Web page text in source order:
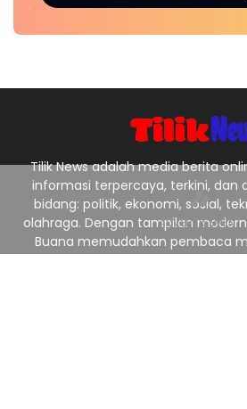
Tilik News adalah media berita
informasi terpercaya, terkini, dan
bidang: politik, ekonomi, sosial,
olahraga. Dengan tampilan
Buana memudahkan pembaca
nasional maupun lokal dengan